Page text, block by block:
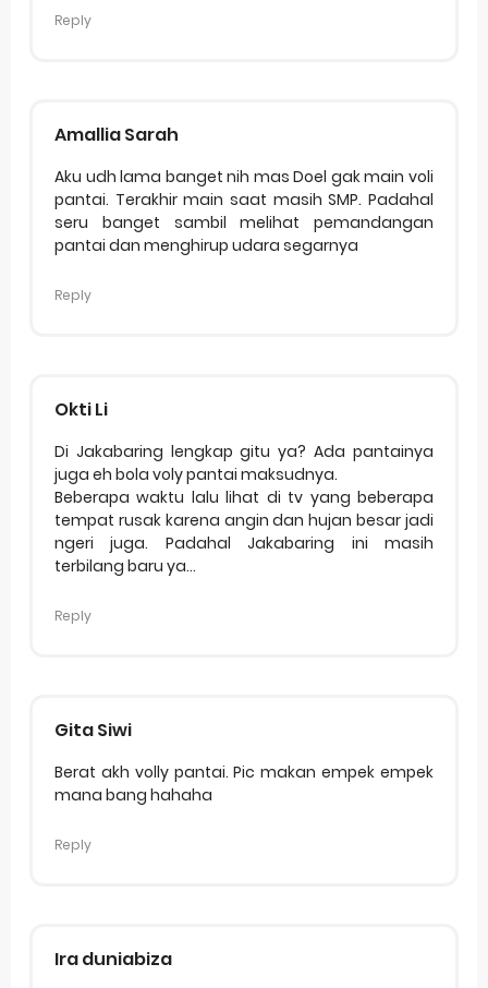
Reply
Amallia Sarah
Aku udh lama banget nih mas Doel gak main voli
pantai. Terakhir main saat masih SMP. Padahal
seru banget sambil melihat pemandangan
pantai dan menghirup udara segarnya
Reply
Okti Li
Di Jakabaring lengkap gitu ya? Ada pantainya
juga eh bola voly pantai maksudnya.
Beberapa waktu lalu lihat di tv yang beberapa
tempat rusak karena angin dan hujan besar jadi
ngeri juga. Padahal Jakabaring ini masih
terbilang baru ya...
Reply
Gita Siwi
Berat akh volly pantai. Pic makan empek empek
mana bang hahaha
Reply
Ira duniabiza